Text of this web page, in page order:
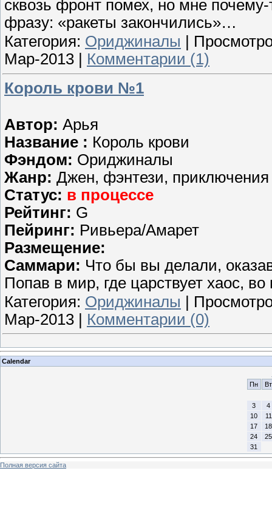
сквозь фронт помех, но мне почему-
фразу: «ракеты закончились»…
Категория: Ориджиналы |
Мар-2013
Комментарии (1)
Король крови №1
Автор: Арья
Название : Король крови
Фэндом: Ориджиналы
Жанр: Джен, фэнтези, приключения
Статус: в процессе
Рейтинг: G
Пейринг: Ривьера/Амарет
Размещение:
Саммари: Что бы вы делали,
Попав в мир, где царствует хаос,
Категория: Ориджиналы |
Мар-2013
Комментарии (0)
Calendar
Пн
Вт
3
4
10
11
17
18
24
25
31
Полная версия сайта